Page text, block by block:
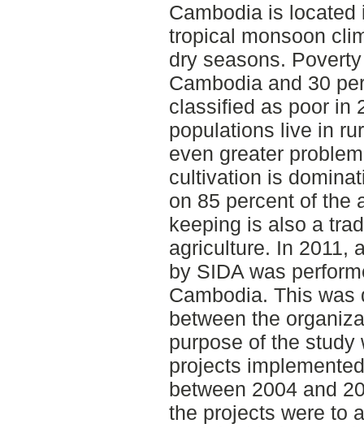
Cambodia is
tropical monsoon
dry seasons.
Cambodia and 30
classified as poor in
populations live in
even greater
cultivation is
on 85 percent of the
keeping is also a
agriculture. In 2011,
by SIDA was
Cambodia. This
between the
purpose of the
projects
between 2004 and
the projects were to